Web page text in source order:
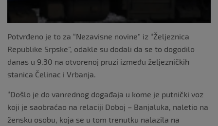
Potvrđeno je to za “Nezavisne novine” iz “Željeznica
Republike Srpske”, odakle su dodali da se to dogodilo
danas u 9.30 na otvorenoj pruzi između željezničkih
stanica Čelinac i Vrbanja.
“Došlo je do vanrednog događaja u kome je putnički voz
koji je saobraćao na relaciji Doboj – Banjaluka, naletio na
žensku osobu, koja se u tom trenutku nalazila na